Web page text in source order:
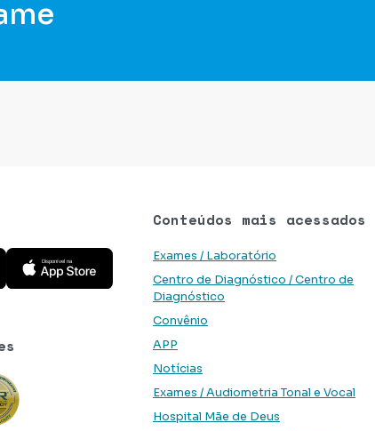
Conteúdos mais acessados
Exames / Laboratório
Centro de Diagnóstico / Centro de
Diagnóstico
Convênio
APP
Notícias
Exames / Audiometria Tonal e Vocal
Hospital Mãe de Deus
Google Play Store
Baixe o aplicativo na App Store